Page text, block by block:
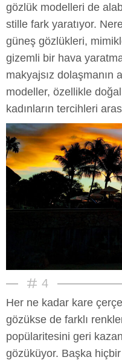
gözlük modelleri de
stille fark yaratıyor.
güneş gözlükleri,
gizemli bir hava
makyajsız dolaşmanın
modeller, özellikle
kadınların tercihleri
4
Her ne kadar kare
gözükse de farklı
popülaritesini geri
gözüküyor. Başka